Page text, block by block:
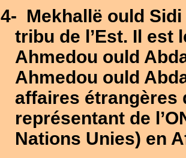
4- Mekhallë ould
tribu de l’Est. Il est
Ahmedou ould
Ahmedou ould
affaires étrangères
représentant de
Nations Unies) en